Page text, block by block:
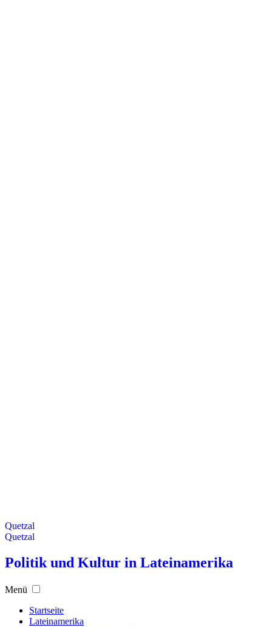
Quetzal
Quetzal
Politik und Kultur in Lateinamerika
Menü
Startseite
Lateinamerika